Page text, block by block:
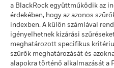
A versenytárscsoport alapjai
ekkor: 2026. júl. 17.
MSCI súlyozott átlagos
szénintenzitás %-os
lefedettség
üzleti részvételi kitettségi
kapcsolatban kerülnek
MSCI ESG-kutatás
mint 5%-át termikus szénből
vállalatokra vonatkozóan,
küszöbértéket figyelembe
szénből, illetve olajhomokból,
a BlackRock együttműködik az
érdekében, hogy az azonos
indexben. A külön számlával
igényelhetnek kizárási
meghatározott specifikus
szűrők meghatározását és
alapokra történő alkalmazását a